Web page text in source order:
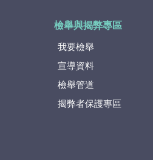
檢舉與揭弊專區
我要檢舉
宣導資料
檢舉管道
揭弊者保護專區